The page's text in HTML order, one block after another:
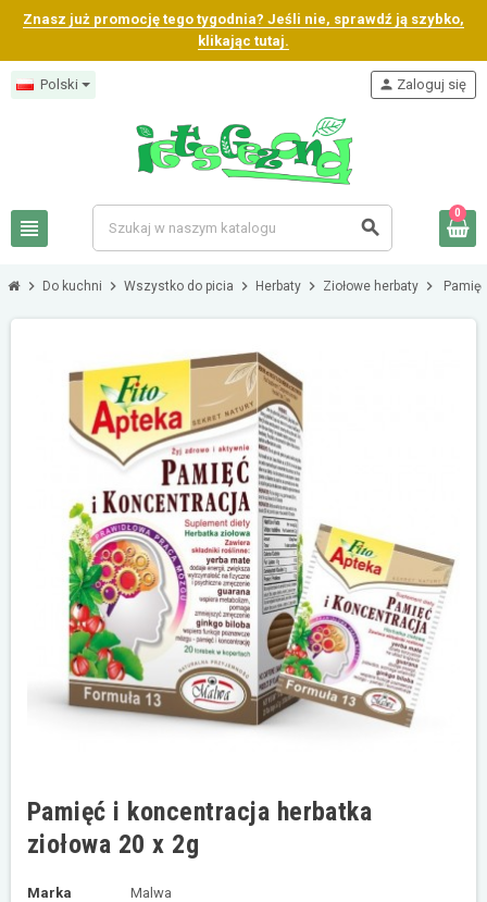
Znasz już promocję tego tygodnia? Jeśli nie, sprawdź ją szybko,
klikając tutaj.
Polski
view_headline search
person Zaloguj się
0
chevron_right Do kuchni chevron_right Wszystko do picia chevron_right Herbaty chevron_right Ziołowe herbaty chevron_right
Pamięć i koncentracja herbatka
ziołowa 20 x 2g
Marka
Malwa